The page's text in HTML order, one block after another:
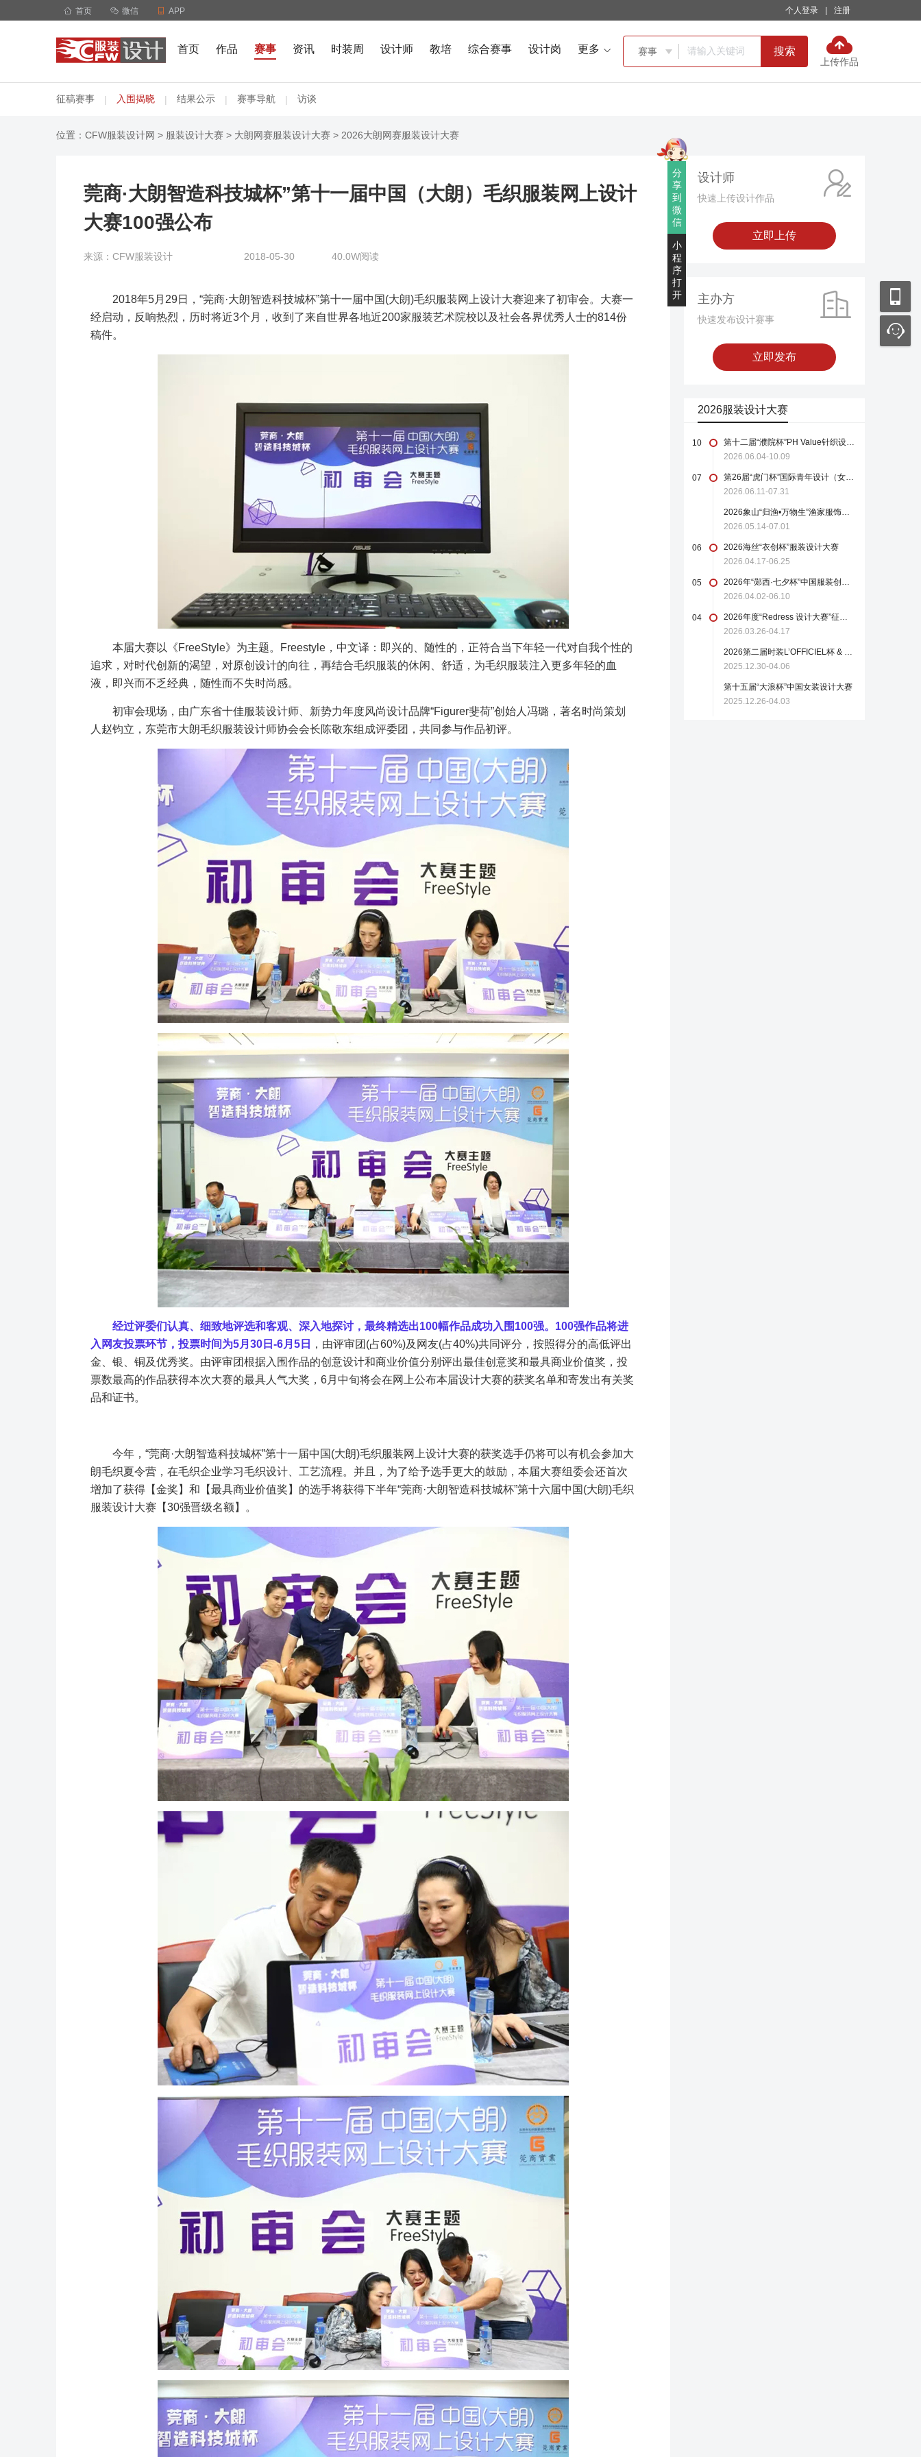
 首页  微信  APP 个人登录 注册
首页 作品 赛事 资讯 时装周 设计师 教培 综合赛事 设计岗 更多  赛事  搜索
上传作品
征稿赛事 | 入围揭晓 | 结果公示 | 赛事导航 | 访谈
位置： CFW服装设计网 > 服装设计大赛 > 大朗网赛服装设计大赛 > 2026大朗网赛服装设计大赛
分
享
到
微
信
小
程
序
打
开
莞商·大朗智造科技城杯”第十一届中国（大朗）毛织服装网上设计
大赛100强公布
来源：CFW服装设计 2018-05-30 40.0W阅读
2018年5月29日，“莞商·大朗智造科技城杯”第十一届中国(大朗)毛织服装网上设计大赛迎来了初审会。大赛一
经启动，反响热烈，历时将近3个月，收到了来自世界各地近200家服装艺术院校以及社会各界优秀人士的814份
稿件。
本届大赛以《FreeStyle》为主题。Freestyle，中文译：即兴的、随性的，正符合当下年轻一代对自我个性的
追求，对时代创新的渴望，对原创设计的向往，再结合毛织服装的休闲、舒适，为毛织服装注入更多年轻的血
液，即兴而不乏经典，随性而不失时尚感。
初审会现场，由广东省十佳服装设计师、新势力年度风尚设计品牌“Figurer斐荷”创始人冯璐，著名时尚策划
人赵钧立，东莞市大朗毛织服装设计师协会会长陈敬东组成评委团，共同参与作品初评。
经过评委们认真、细致地评选和客观、深入地探讨，最终精选出100幅作品成功入围100强。100强作品将进
入网友投票环节，投票时间为5月30日-6月5日
，由评审团(占60%)及网友(占40%)共同评分，按照得分的高低评出
金、银、铜及优秀奖。由评审团根据入围作品的创意设计和商业价值分别评出最佳创意奖和最具商业价值奖，投
票数最高的作品获得本次大赛的最具人气大奖，6月中旬将会在网上公布本届设计大赛的获奖名单和寄发出有关奖
品和证书。
今年，“莞商·大朗智造科技城杯”第十一届中国(大朗)毛织服装网上设计大赛的获奖选手仍将可以有机会参加大
朗毛织夏令营，在毛织企业学习毛织设计、工艺流程。并且，为了给予选手更大的鼓励，本届大赛组委会还首次
增加了获得【金奖】和【最具商业价值奖】的选手将获得下半年“莞商·大朗智造科技城杯”第十六届中国(大朗)毛织
服装设计大赛【30强晋级名额】。
设计师
快速上传设计作品
立即上传
主办方
快速发布设计赛事
立即发布
2026服装设计大赛
10
第十二届“濮院杯”PH Value针织设计师大赛
2026.06.04-10.09
07
第26届“虎门杯”国际青年设计（女装）大赛
2026.06.11-07.31
2026象山“归渔•万物生”渔家服饰设计大赛
2026.05.14-07.01
06
2026海丝“衣创杯”服装设计大赛
2026.04.17-06.25
05
2026年“郧西·七夕杯”中国服装创新设计大赛
2026.04.02-06.10
04
2026年度“Redress 设计大赛”征稿启事
2026.03.26-04.17
2026第二届时装L’OFFICIEL杯 & 中国轻纺城国际设计大师赛
2025.12.30-04.06
第十五届“大浪杯”中国女装设计大赛
2025.12.26-04.03